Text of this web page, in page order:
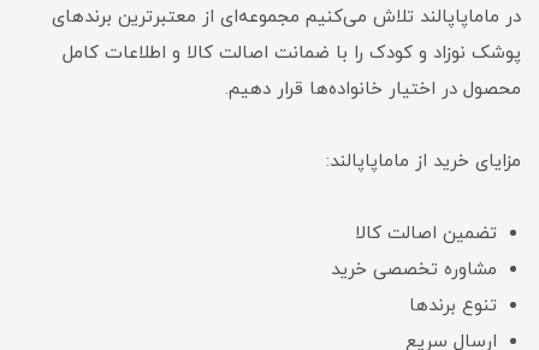
در ماماپاپالند تلاش می‌کنیم مجموعه‌ای از معتبرترین برندهای
پوشک نوزاد و کودک را با ضمانت اصالت کالا و اطلاعات کامل
محصول در اختیار خانواده‌ها قرار دهیم.
مزایای خرید از ماماپاپالند:
تضمین اصالت کالا
مشاوره تخصصی خرید
تنوع برندها
ارسال سریع